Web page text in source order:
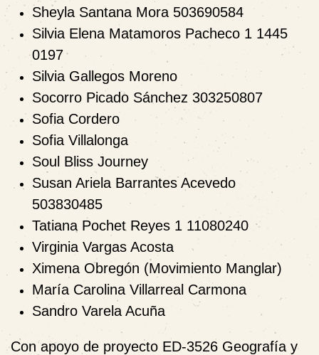
Sheyla Santana Mora 503690584
Silvia Elena Matamoros Pacheco 1 1445
0197
Silvia Gallegos Moreno
Socorro Picado Sánchez 303250807
Sofia Cordero
Sofia Villalonga
Soul Bliss Journey
Susan Ariela Barrantes Acevedo
503830485
Tatiana Pochet Reyes 1 11080240
Virginia Vargas Acosta
Ximena Obregón (Movimiento Manglar)
María Carolina Villarreal Carmona
Sandro Varela Acuña
Con apoyo de proyecto ED-3526 Geografía y